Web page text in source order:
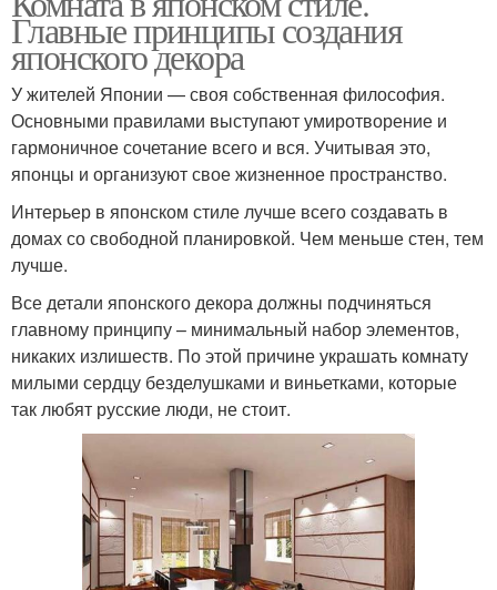
Главные принципы создания
японского декора
У жителей Японии — своя собственная философия.
Основными правилами выступают умиротворение и
гармоничное сочетание всего и вся. Учитывая это,
японцы и организуют свое жизненное пространство.
Интерьер в японском стиле лучше всего создавать в
домах со свободной планировкой. Чем меньше стен, тем
лучше.
Все детали японского декора должны подчиняться
главному принципу – минимальный набор элементов,
никаких излишеств. По этой причине украшать комнату
милыми сердцу безделушками и виньетками, которые
так любят русские люди, не стоит.